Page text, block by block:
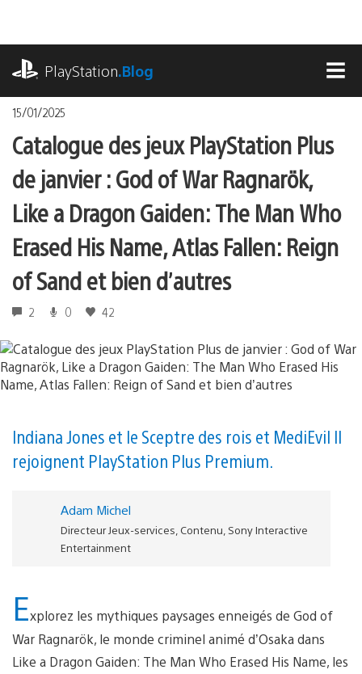
contenu
PlayStation.Blog
15/01/2025
Catalogue des jeux PlayStation Plus
de janvier : God of War Ragnarök,
Like a Dragon Gaiden: The Man Who
Erased His Name, Atlas Fallen: Reign
of Sand et bien d’autres
2 0 42
Indiana Jones et le Sceptre des rois et MediEvil II
rejoignent PlayStation Plus Premium.
Adam Michel
Directeur Jeux-services, Contenu, Sony Interactive
Entertainment
Explorez les mythiques paysages enneigés de God of
War Ragnarök, le monde criminel animé d’Osaka dans
Like a Dragon Gaiden: The Man Who Erased His Name, les